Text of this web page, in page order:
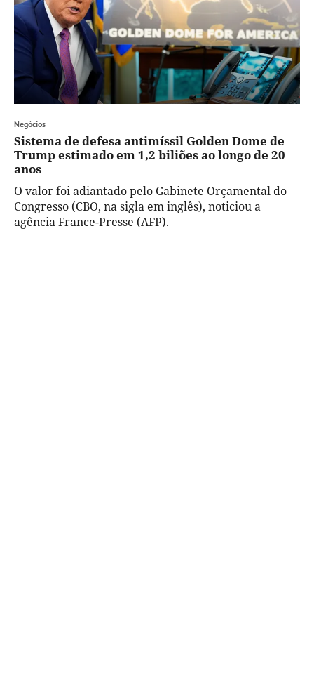
Negócios
Sistema de defesa antimíssil Golden Dome de
Trump estimado em 1,2 biliões ao longo de 20
anos
O valor foi adiantado pelo Gabinete Orçamental do
Congresso (CBO, na sigla em inglês), noticiou a
agência France-Presse (AFP).